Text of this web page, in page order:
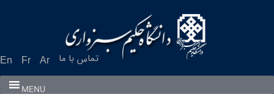
En Fr Ar تماس با ما
MENU